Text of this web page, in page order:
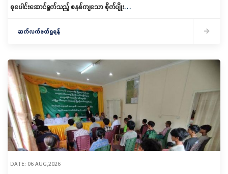
စုပေါင်းဆောင်ရွက်သည့် စနစ်ကျသော စိုက်ပျိုးရေး
ဆက်လက်ဖတ်ရှုရန်
DATE: 06 AUG,2026